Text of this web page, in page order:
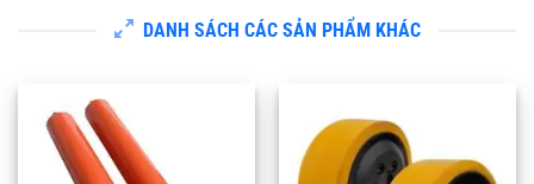
DANH SÁCH CÁC SẢN PHẨM KHÁC